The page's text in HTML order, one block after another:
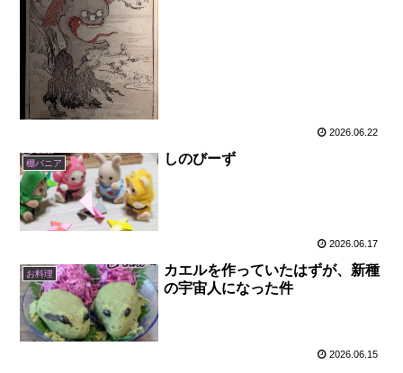
2026.06.22
棚バニア しのびーず
2026.06.17
お料理
カエルを作っていたはずが、新種
の宇宙人になった件
2026.06.15